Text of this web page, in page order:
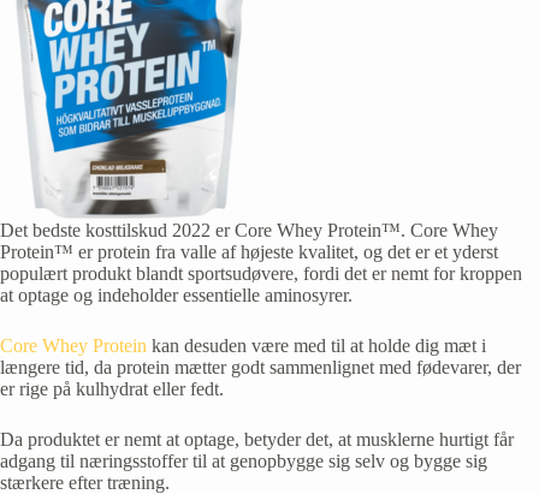
Det bedste kosttilskud 2022 er Core Whey Protein™. Core Whey
Protein™ er protein fra valle af højeste kvalitet, og det er et yderst
populært produkt blandt sportsudøvere, fordi det er nemt for kroppen
at optage og indeholder essentielle aminosyrer.
Core Whey Protein kan desuden være med til at holde dig mæt i
længere tid, da protein mætter godt sammenlignet med fødevarer, der
er rige på kulhydrat eller fedt.
Da produktet er nemt at optage, betyder det, at musklerne hurtigt får
adgang til næringsstoffer til at genopbygge sig selv og bygge sig
stærkere efter træning.